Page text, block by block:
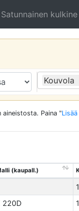
Satunnainen kulkine
Kouvola
aineistosta. Paina "
(kaupall.)
220D